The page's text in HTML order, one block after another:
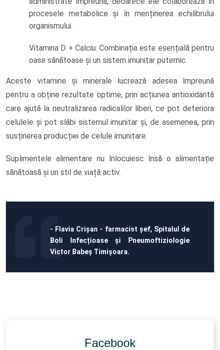
procesele metabolice și în menținerea echilibrului
organismului.
Vitamina D + Calciu: Combinația este esențială pentru
oase sănătoase și un sistem imunitar puternic.
Aceste vitamine și minerale lucrează adesea împreună
pentru a obține rezultate optime, prin acțiunea antioxidantă
care ajută la neutralizarea radicalilor liberi, ce pot deteriora
celulele și pot slăbi sistemul imunitar și, de asemenea, prin
susținerea producției de celule imunitare.
Suplimentele alimentare nu înlocuiesc însă o alimentație
sănătoasă și un stil de viață activ.
- Flavia Crișan - farmacist șef, Spitalul de
Boli Infecțioase și Pneumoftiziologie
Victor Babeș Timișoara.
Facebook